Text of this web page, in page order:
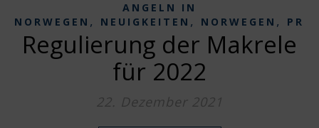
ANGELN IN
NORWEGEN , NEUIGKEITEN , NORWEGEN ,
Regulierung der Makrele
für 2022
22. Dezember 2021